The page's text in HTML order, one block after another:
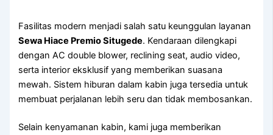
Fasilitas modern menjadi salah satu keunggulan layanan
Sewa Hiace Premio Situgede. Kendaraan dilengkapi
dengan AC double blower, reclining seat, audio video,
serta interior eksklusif yang memberikan suasana
mewah. Sistem hiburan dalam kabin juga tersedia untuk
membuat perjalanan lebih seru dan tidak membosankan.
Selain kenyamanan kabin, kami juga memberikan